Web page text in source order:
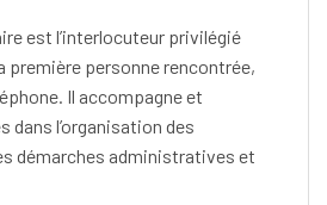
est l’interlocuteur privilégié
première personne rencontrée,
Il accompagne et
dans l’organisation des
démarches administratives et